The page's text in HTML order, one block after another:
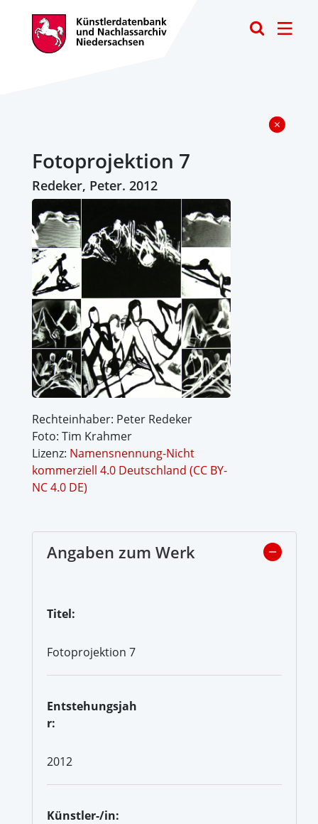
Fotoprojektion 7
Redeker, Peter. 2012
Rechteinhaber: Peter Redeker
Foto: Tim Krahmer
Lizenz: Namensnennung-Nicht
kommerziell 4.0 Deutschland (CC BY-
NC 4.0 DE)
Angaben zum Werk
Titel:
Fotoprojektion 7
Entstehungsjah
r:
2012
Künstler-/in: